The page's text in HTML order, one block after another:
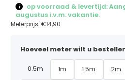
op voorraad & levertijd:
augustus i.v.m. vakantie.
Meterprijs:€14,90
Hoeveel meter wilt u
0.5m 1m 1.5m 2m